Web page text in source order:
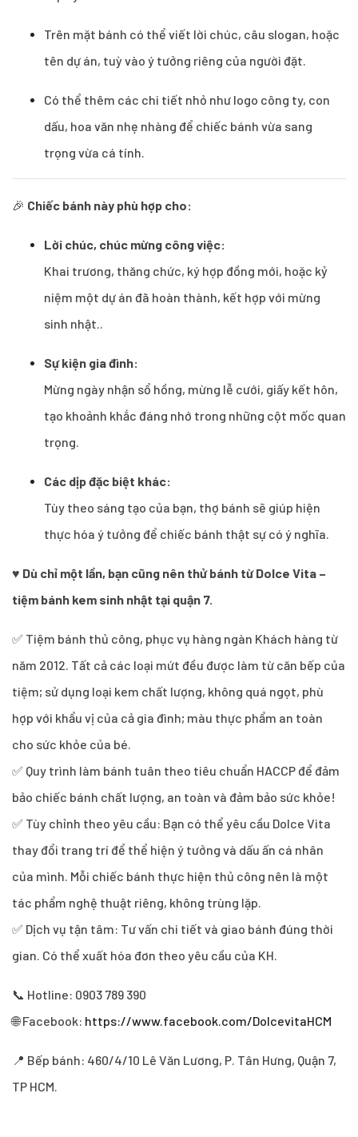
Trên mặt bánh có thể viết lời chúc, câu slogan, hoặc
tên dự án, tuỳ vào ý tưởng riêng của người đặt.
Có thể thêm các chi tiết nhỏ như logo công ty, con
dấu, hoa văn nhẹ nhàng để chiếc bánh vừa sang
trọng vừa cá tính.
🎉 Chiếc bánh này phù hợp cho:
Lời chúc, chúc mừng công việc:
Khai trương, thăng chức, ký hợp đồng mới, hoặc kỷ
niệm một dự án đã hoàn thành, kết hợp với mừng
sinh nhật..
Sự kiện gia đình:
Mừng ngày nhận sổ hồng, mừng lễ cưới, giấy kết hôn,
tạo khoảnh khắc đáng nhớ trong những cột mốc quan
trọng.
Các dịp đặc biệt khác:
Tùy theo sáng tạo của bạn, thợ bánh sẽ giúp hiện
thực hóa ý tưởng để chiếc bánh thật sự có ý nghĩa.
♥ Dù chỉ một lần, bạn cũng nên thử bánh từ Dolce Vita –
tiệm bánh kem sinh nhật tại quận 7.
✅ Tiệm bánh thủ công, phục vụ hàng ngàn Khách hàng từ
năm 2012. Tất cả các loại mứt đều được làm từ căn bếp của
tiệm; sử dụng loại kem chất lượng, không quá ngọt, phù
hợp với khẩu vị của cả gia đình; màu thực phẩm an toàn
cho sức khỏe của bé.
✅ Quy trình làm bánh tuân theo tiêu chuẩn HACCP để đảm
bảo chiếc bánh chất lượng, an toàn và đảm bảo sức khỏe!
✅ Tùy chỉnh theo yêu cầu: Bạn có thể yêu cầu Dolce Vita
thay đổi trang trí để thể hiện ý tưởng và dấu ấn cá nhân
của mình. Mỗi chiếc bánh thực hiện thủ công nên là một
tác phẩm nghệ thuật riêng, không trùng lặp.
✅ Dịch vụ tận tâm: Tư vấn chi tiết và giao bánh đúng thời
gian. Có thể xuất hóa đơn theo yêu cầu của KH.
📞 Hotline: 0903 789 390
🌐 Facebook: https://www.facebook.com/DolcevitaHCM
📍 Bếp bánh: 460/4/10 Lê Văn Lương, P. Tân Hưng, Quận 7,
TP HCM.